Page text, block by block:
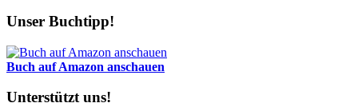
Unser Buchtipp!
Buch auf Amazon anschauen
Unterstützt uns!